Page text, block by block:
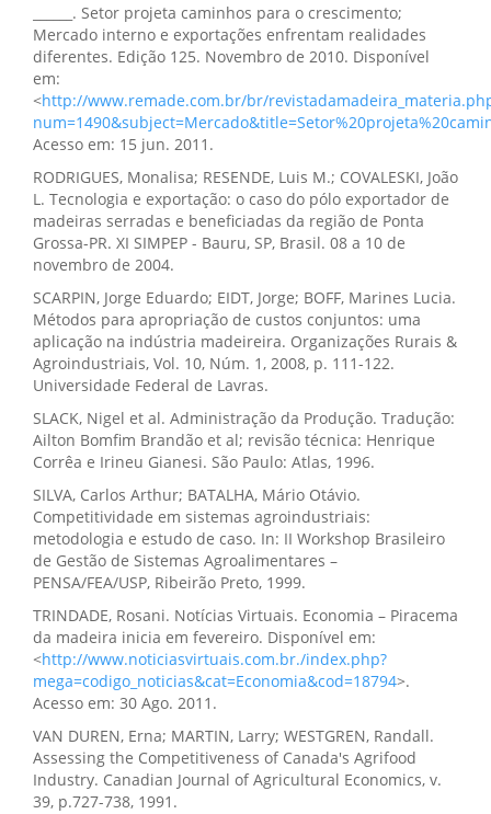
______. Setor projeta caminhos para o crescimento;
Mercado interno e exportações enfrentam realidades
diferentes. Edição 125. Novembro de 2010. Disponível
em:
<http://www.remade.com.br/br/
Acesso em: 15 jun. 2011.
RODRIGUES, Monalisa; RESENDE, Luis M.; COVALESKI, João
L. Tecnologia e exportação: o caso do pólo exportador de
madeiras serradas e beneficiadas da região de Ponta
Grossa-PR. XI SIMPEP - Bauru, SP, Brasil. 08 a 10 de
novembro de 2004.
SCARPIN, Jorge Eduardo; EIDT, Jorge; BOFF, Marines Lucia.
Métodos para apropriação de custos conjuntos: uma
aplicação na indústria madeireira. Organizações Rurais &
Agroindustriais, Vol. 10, Núm. 1, 2008, p. 111-122.
Universidade Federal de Lavras.
SLACK, Nigel et al. Administração da Produção. Tradução:
Ailton Bomfim Brandão et al; revisão técnica: Henrique
Corrêa e Irineu Gianesi. São Paulo: Atlas, 1996.
SILVA, Carlos Arthur; BATALHA, Mário Otávio.
Competitividade em sistemas agroindustriais:
metodologia e estudo de caso. In: II Workshop Brasileiro
de Gestão de Sistemas Agroalimentares –
PENSA/FEA/USP, Ribeirão Preto, 1999.
TRINDADE, Rosani. Notícias Virtuais. Economia – Piracema
da madeira inicia em fevereiro. Disponível em:
<http://www.noticiasvirtuais.com.br./index.php?
mega=codigo_noticias&cat=Economia&cod=18794>.
Acesso em: 30 Ago. 2011.
VAN DUREN, Erna; MARTIN, Larry; WESTGREN, Randall.
Assessing the Competitiveness of Canada's Agrifood
Industry. Canadian Journal of Agricultural Economics, v.
39, p.727-738, 1991.